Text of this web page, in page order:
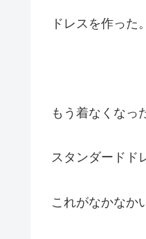
ドレスを作った。
もう着なくなっ
スタンダードド
これがなかなか